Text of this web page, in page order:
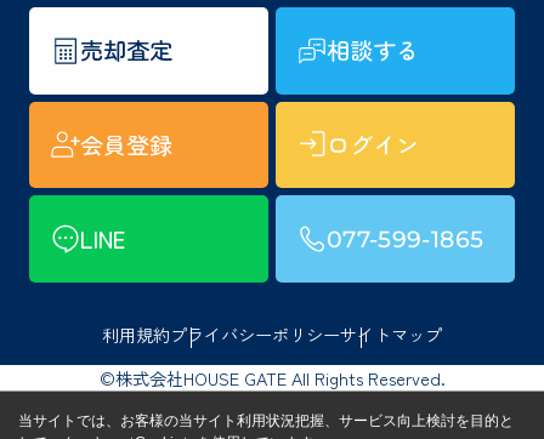
売却査定 相談する
会員登録 ログイン
LINE 077-599-1865
利用規約プライバシーポリシーサイトマップ
©株式会社HOUSE GATE All Rights Reserved.
当サイトでは、お客様の当サイト利用状況把握、サービス向上検討を目的と